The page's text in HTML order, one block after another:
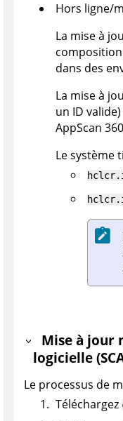
Hors ligne/
La mise à
dans des
La mise à
un ID
AppScan
Le système
Mise à jour
logicielle
Le processus de
Téléchargez